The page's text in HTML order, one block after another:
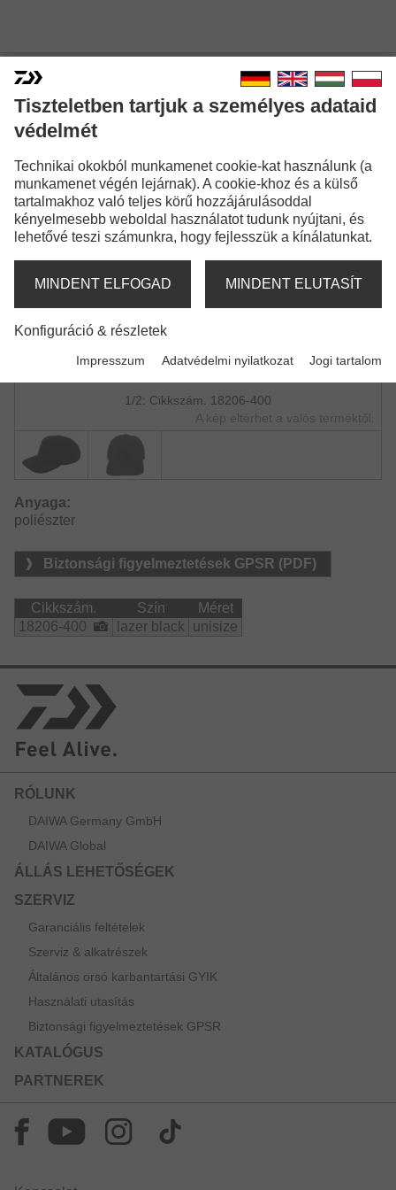
DAIWA D-VEC CAP
PONTY | LAZER BLACK
1/2: Cikkszám. 18206-400
A kép eltérhet a valós terméktől.
Anyaga:
poliészter
Biztonsági figyelmeztetések GPSR (PDF)
Cikkszám. Szín
Méret
18206-400
lazer black unisize
RÓLUNK
DAIWA Germany GmbH
DAIWA Global
ÁLLÁS LEHETŐSÉGEK
SZERVIZ
Garanciális feltételek
Szerviz & alkatrészek
Általános orsó karbantartási GYIK
Használati utasítás
Biztonsági figyelmeztetések GPSR
KATALÓGUS
PARTNEREK
Tiszteletben tartjuk a személyes adataid
védelmét
Technikai okokból munkamenet cookie-kat használunk (a
munkamenet végén lejárnak). A cookie-khoz és a külső
tartalmakhoz való teljes körű hozzájárulásoddal
kényelmesebb weboldal használatot tudunk nyújtani, és
lehetővé teszi számunkra, hogy fejlesszük a kínálatunkat.
MINDENT ELFOGAD MINDENT ELUTASÍT
Konfiguráció & részletek
Impresszum Adatvédelmi nyilatkozat Jogi tartalom